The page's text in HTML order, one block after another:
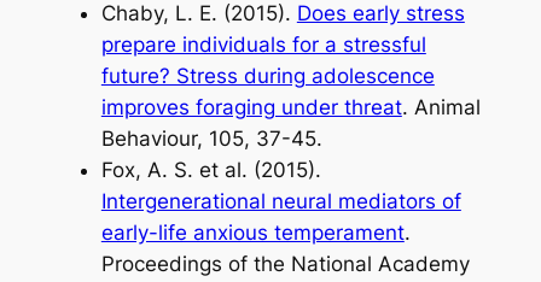
Chaby, L. E. (2015). Does early stress
prepare individuals for a stressful
future? Stress during adolescence
improves foraging under threat. Animal
Behaviour, 105, 37-45.
Fox, A. S. et al. (2015).
Intergenerational neural mediators of
early-life anxious temperament.
Proceedings of the National Academy